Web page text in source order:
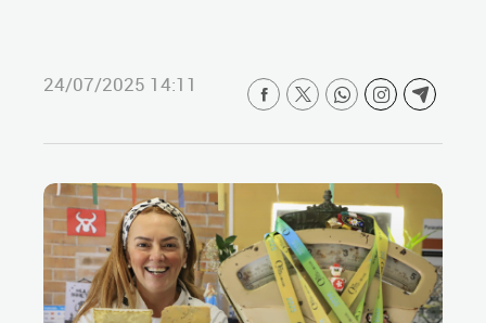
24/07/2025 14:11